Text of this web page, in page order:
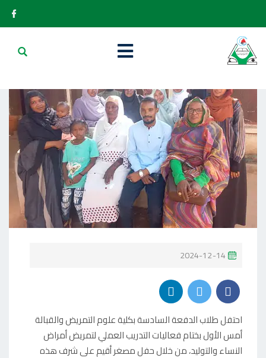
P
S
T
E
D
O
2024-12-14
احتفل طلاب الدفعة السادسة بكلية علوم التمريض والقبالة
أمس الأول بختام فعاليات التدريب العملي لتمريض أمراض
النساء والتوليد، من خلال حفل مصغر أقيم على شرف هذه